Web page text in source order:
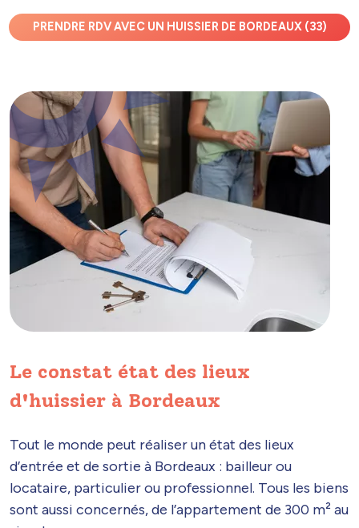
PRENDRE RDV AVEC UN HUISSIER DE BORDEAUX (33)
Le constat état des lieux
d'huissier à Bordeaux
Tout le monde peut réaliser un état des lieux
d’entrée et de sortie à Bordeaux : bailleur ou
locataire, particulier ou professionnel. Tous les biens
sont aussi concernés, de l’appartement de 300 m² au